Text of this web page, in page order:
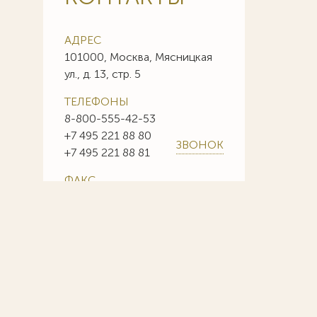
АДРЕС
101000, Москва, Мясницкая
ул., д. 13, стр. 5
ТЕЛЕФОНЫ
8-800-555-42-53
+7 495 221 88 80
+7 495 221 88 81
ЗВОНОК
ФАКС